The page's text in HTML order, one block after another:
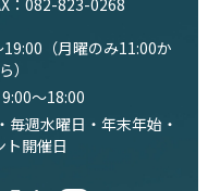
：082-823-0268
（月曜のみ11:00か
ら）
〜18:00
週水曜日・年末年始・
ト開催日